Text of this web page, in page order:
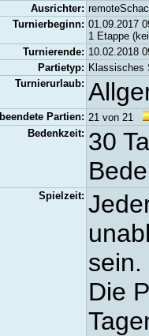
Ausrichter:
Turnierbeginn: 01.09.2017
1 Etappe
Turnierende: 10.02.2018
Partietyp: Klassisches
Turnierurlaub:
beendete Partien: 21 von 21
Bedenkzeit: 30
Spielzeit:
sein.
Die